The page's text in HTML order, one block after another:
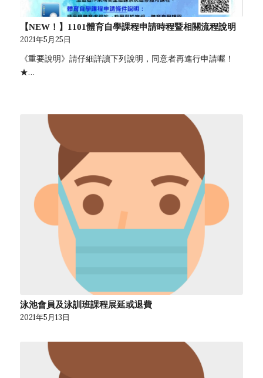
【NEW！】1101體育自學課程申請時程暨相關流程說明
2021年5月25日
《重要說明》請仔細詳讀下列說明，同意者再進行申請喔！
★…
泳池會員及泳訓班課程展延或退費
2021年5月13日